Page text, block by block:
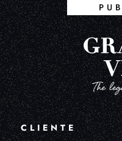
CLIENTE